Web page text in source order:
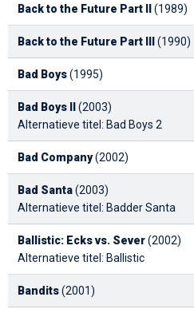
Back to the Future Part II (1989)
Back to the Future Part III (1990)
Bad Boys(1995)
Bad Boys II
(2003)
Alternatieve titel: Bad Boys 2
Bad Company(2002)
Bad Santa(2003)
Alternatieve titel: Badder Santa
Ballistic: Ecks vs. Sever(2002)
Alternatieve titel: Ballistic
Bandits(2001)